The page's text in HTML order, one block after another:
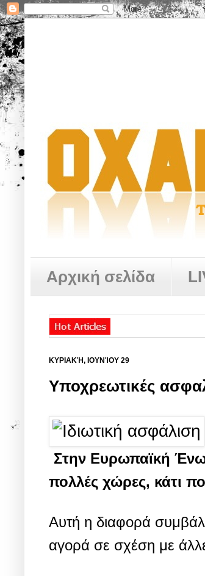
Αρχική σελίδα
ΚΥΡΙΑΚΉ, ΙΟΥΝΊΟΥ 29
Υποχρεωτικές
Στην Ευρωπαϊκή
πολλές χώρες, κάτι
Αυτή η διαφορά
αγορά σε σχέση με